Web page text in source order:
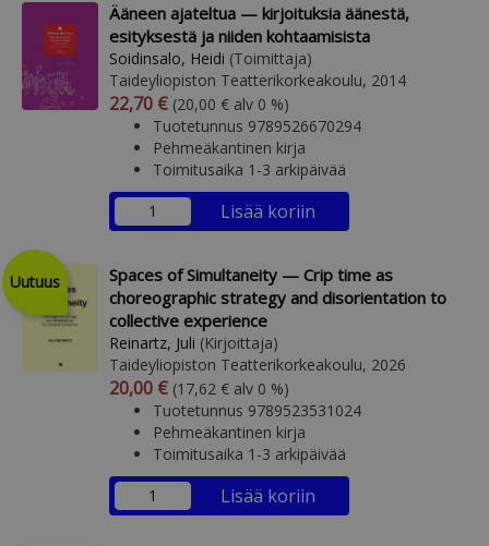
Ääneen ajateltua — kirjoituksia äänestä,
esityksestä ja niiden kohtaamisista
Soidinsalo, Heidi (Toimittaja)
Taideyliopiston Teatterikorkeakoulu, 2014
Arvonlisäverollinen hinta
22,70 € Arvonlisäveroton hinta
(20,00 € alv 0 %)
Tuotetunnus 9789526670294
Pehmeäkantinen kirja
Toimitusaika 1-3 arkipäivää
Lisää koriin
Uutuus
Spaces of Simultaneity — Crip time as
choreographic strategy and disorientation to
collective experience
Reinartz, Juli (Kirjoittaja)
Taideyliopiston Teatterikorkeakoulu, 2026
Arvonlisäverollinen hinta
20,00 € Arvonlisäveroton hinta
(17,62 € alv 0 %)
Tuotetunnus 9789523531024
Pehmeäkantinen kirja
Toimitusaika 1-3 arkipäivää
Lisää koriin